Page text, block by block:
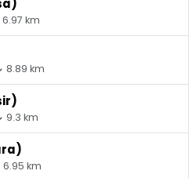
6.97 km
8.89 km
9.3 km
6.95 km